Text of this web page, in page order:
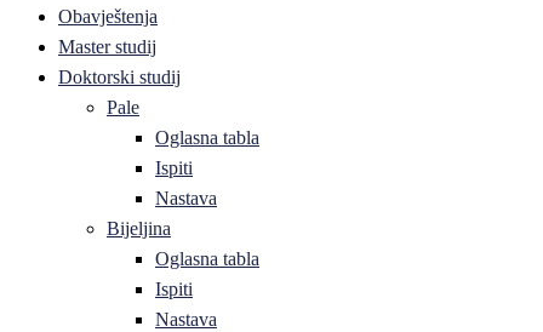
Obavještenja
Master studij
Doktorski studij
Pale
Oglasna tabla
Ispiti
Nastava
Bijeljina
Oglasna tabla
Ispiti
Nastava